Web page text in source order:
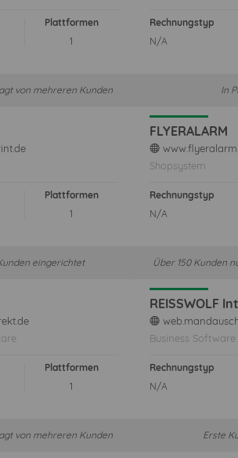
Plattformen
1
von mehreren Kunden
Rechnungstyp
N/A
In
Plattformen
1
eingerichtet
FLYERALARM
web
Shopsystem
Rechnungstyp
N/A
Über 150 Kunden
Plattformen
1
von mehreren Kunden
REISSWOLF
web
Business Software
Rechnungstyp
N/A
Erste